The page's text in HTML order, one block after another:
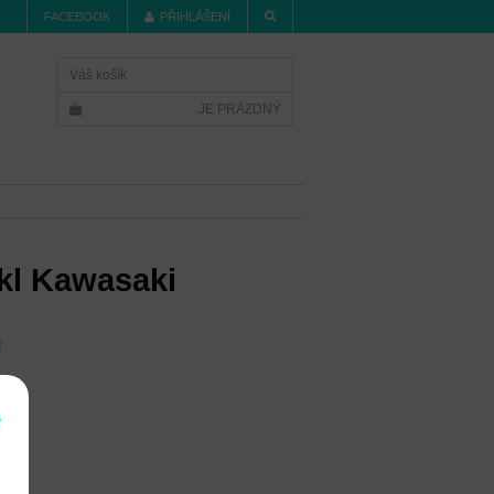
FACEBOOK PŘIHLÁŠENÍ
Váš košík
JE PRÁZDNÝ
Kawasaki